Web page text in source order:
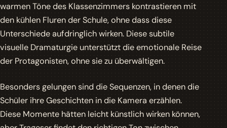
warmen Töne des Klassenzimmers kontrastieren mit
den kühlen Fluren der Schule, ohne dass diese
Unterschiede aufdringlich wirken. Diese subtile
visuelle Dramaturgie unterstützt die emotionale Reise
der Protagonisten, ohne sie zu überwältigen.
Besonders gelungen sind die Sequenzen, in denen die
Schüler ihre Geschichten in die Kamera erzählen.
Diese Momente hätten leicht künstlich wirken können,